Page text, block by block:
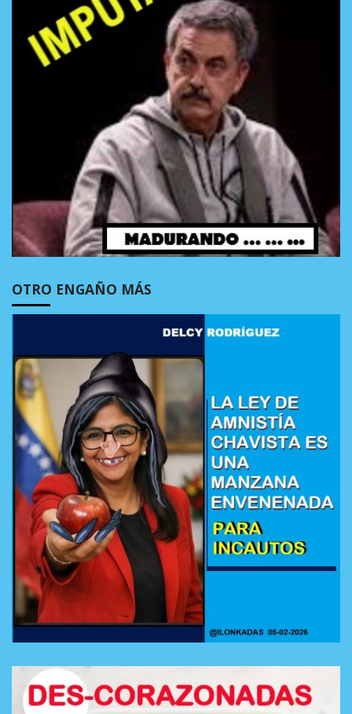
OTRO ENGAÑO MÁS